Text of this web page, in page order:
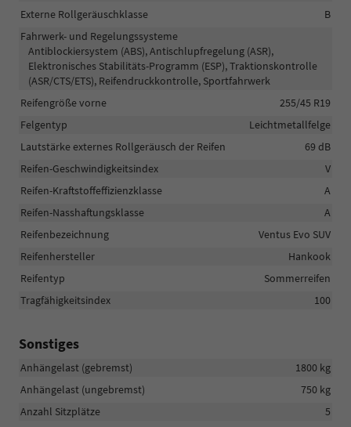
Externe Rollgeräuschklasse
B
Fahrwerk- und Regelungssysteme
Antiblockiersystem (ABS), Antischlupfregelung (ASR),
Elektronisches Stabilitäts-Programm (ESP), Traktionskontrolle
(ASR/CTS/ETS), Reifendruckkontrolle, Sportfahrwerk
Reifengröße vorne
255/45 R19
Felgentyp
Leichtmetallfelge
Lautstärke externes Rollgeräusch der Reifen
69 dB
Reifen-Geschwindigkeitsindex
V
Reifen-Kraftstoffeffizienzklasse
A
Reifen-Nasshaftungsklasse
A
Reifenbezeichnung
Ventus Evo SUV
Reifenhersteller
Hankook
Reifentyp
Sommerreifen
Tragfähigkeitsindex
100
Sonstiges
Anhängelast (gebremst)
1800 kg
Anhängelast (ungebremst)
750 kg
Anzahl Sitzplätze
5